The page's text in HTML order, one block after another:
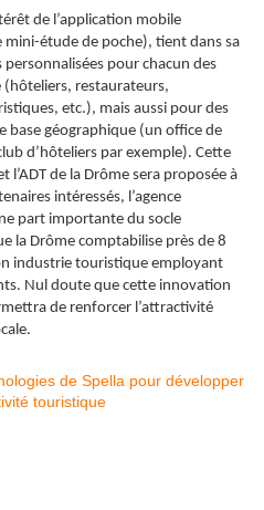
de l’application mobile
mini-étude de poche), tient dans sa
pour chacun des
restaurateurs,
etc.), mais aussi pour des
base géographique (un office de
d’hôteliers par exemple). Cette
l’ADT de la Drôme sera proposée à
intéressés, l’agence
part importante du socle
la Drôme comptabilise près de 8
industrie touristique employant
Nul doute que cette innovation
de renforcer l’attractivité